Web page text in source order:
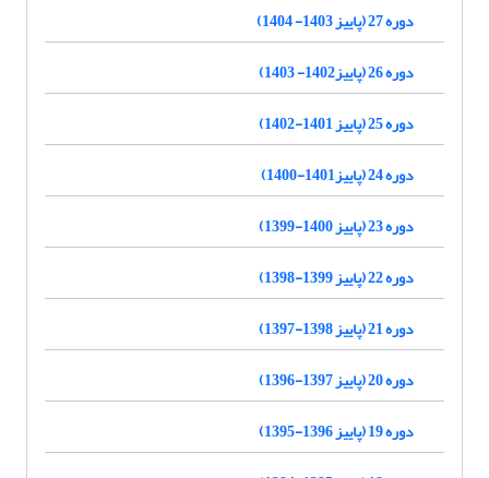
دوره 27 (پاییز 1403- 1404)
دوره 26 (پاییز1402- 1403)
دوره 25 (پاییز 1401-1402)
دوره 24 (پاییز1401-1400)
دوره 23 (پاییز 1400-1399)
دوره 22 (پاییز 1399-1398)
دوره 21 (پاییز 1398-1397)
دوره 20 (پاییز 1397-1396)
دوره 19 (پاییز 1396-1395)